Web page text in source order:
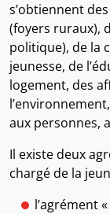
s’obtiennent
(foyers ruraux),
politique), de la
jeunesse, de
logement, des
aux personnes,
Il existe deux
chargé de la
l’agrément